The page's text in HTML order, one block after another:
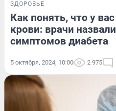
ЗДОРОВЬЕ
Как понять, что у
крови: врачи
симптомов диабета
5 октября, 2024, 10:00 2 975